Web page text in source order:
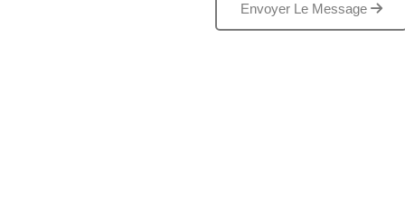
Envoyer Le Message